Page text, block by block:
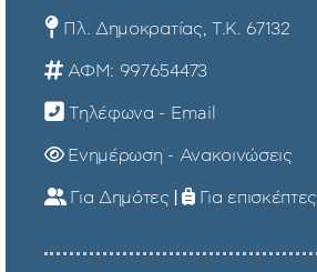
Πλ. Δημοκρατίας, Τ.Κ. 67132
ΑΦΜ: 997654473
Τηλέφωνα - Email
Ενημέρωση - Ανακοινώσεις
Για Δημότες | Για επισκέπτες